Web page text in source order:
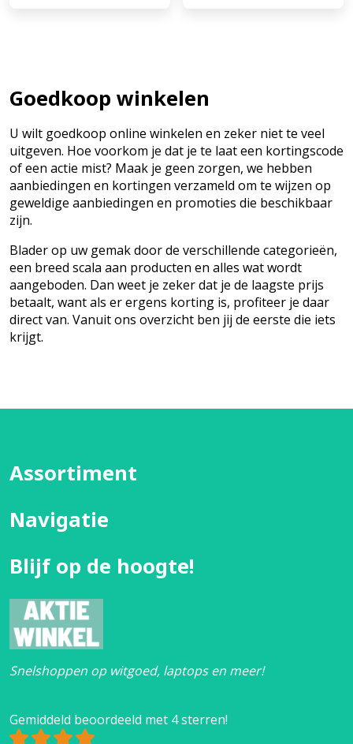
Goedkoop winkelen
U wilt goedkoop online winkelen en zeker niet te veel
uitgeven. Hoe voorkom je dat je te laat een kortingscode
of een actie mist? Maak je geen zorgen, we hebben
aanbiedingen en kortingen verzameld om te wijzen op
geweldige aanbiedingen en promoties die beschikbaar
zijn.
Blader op uw gemak door de verschillende categorieën,
een breed scala aan producten en alles wat wordt
aangeboden. Dan weet je zeker dat je de laagste prijs
betaalt, want als er ergens korting is, profiteer je daar
direct van. Vanuit ons overzicht ben jij de eerste die iets
krijgt.
Assortiment
Navigatie
Blijf op de hoogte!
Snelshoppen op witgoed, laptops en meer!
Gemiddeld beoordeeld met 4 sterren!